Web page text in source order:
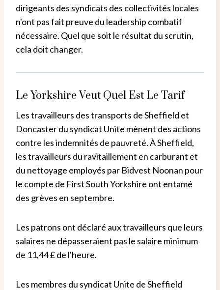
dirigeants des syndicats des collectivités locales
n'ont pas fait preuve du leadership combatif
nécessaire. Quel que soit le résultat du scrutin,
cela doit changer.
Le Yorkshire Veut Quel Est Le Tarif
Les travailleurs des transports de Sheffield et
Doncaster du syndicat Unite mènent des actions
contre les indemnités de pauvreté. À Sheffield,
les travailleurs du ravitaillement en carburant et
du nettoyage employés par Bidvest Noonan pour
le compte de First South Yorkshire ont entamé
des grèves en septembre.
Les patrons ont déclaré aux travailleurs que leurs
salaires ne dépasseraient pas le salaire minimum
de 11,44 £ de l'heure.
Les membres du syndicat Unite de Sheffield